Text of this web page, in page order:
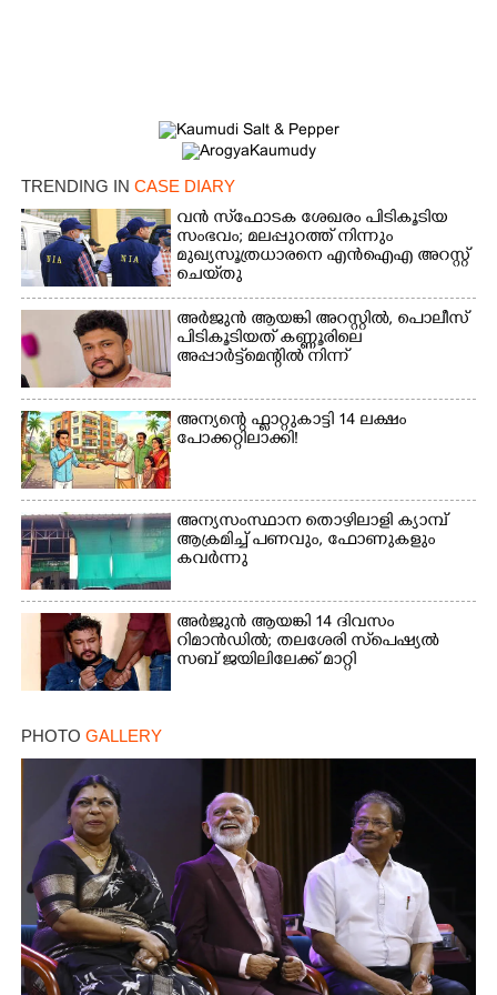
TRENDING IN CASE DIARY
വൻ സ്‌ഫോടക ശേഖരം പിടികൂടിയ
സംഭവം; മലപ്പുറത്ത് നിന്നും
മുഖ്യസൂത്രധാരനെ എൻഐഎ അറസ്റ്റ്
ചെയ്‌തു
അർജുൻ ആയങ്കി അറസ്റ്റിൽ, പൊലീസ്
പിടികൂടിയത് കണ്ണൂരിലെ
അപ്പാർട്ട്‌മെന്റിൽ നിന്ന്
അന്യന്റെ ഫ്ലാറ്റുകാട്ടി 14 ലക്ഷം
പോക്കറ്റിലാക്കി!
അന്യസംസ്ഥാന തൊഴിലാളി ക്യാമ്പ്
ആക്രമിച്ച് പണവും, ഫോണുകളും
കവർന്നു
അർജുൻ ആയങ്കി 14 ദിവസം
റിമാൻഡിൽ; തലശേരി സ്‌പെഷ്യൽ
സബ് ജയിലിലേക്ക് മാറ്റി
PHOTO GALLERY